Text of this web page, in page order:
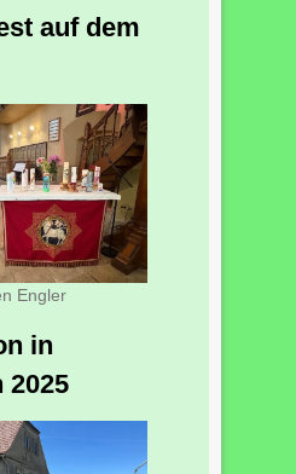
auf dem
Engler
in
2025